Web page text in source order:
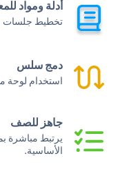
أدلة ومواد
تخطيط جلسات
دمج سلس
استخدام لوحة
جاهز للصف
يرتبط مباشرة
الأساسية.